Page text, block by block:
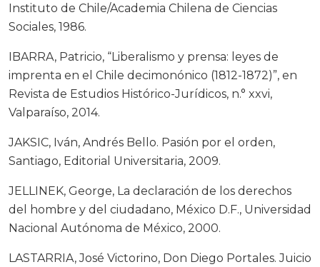
Instituto de Chile/Academia Chilena de Ciencias
Sociales, 1986.
IBARRA, Patricio, “Liberalismo y prensa: leyes de
imprenta en el Chile decimonónico (1812-1872)”, en
Revista de Estudios Histórico-Jurídicos, n.° xxvi,
Valparaíso, 2014.
JAKSIC, Iván, Andrés Bello. Pasión por el orden,
Santiago, Editorial Universitaria, 2009.
JELLINEK, George, La declaración de los derechos
del hombre y del ciudadano, México D.F., Universidad
Nacional Autónoma de México, 2000.
LASTARRIA, José Victorino, Don Diego Portales. Juicio